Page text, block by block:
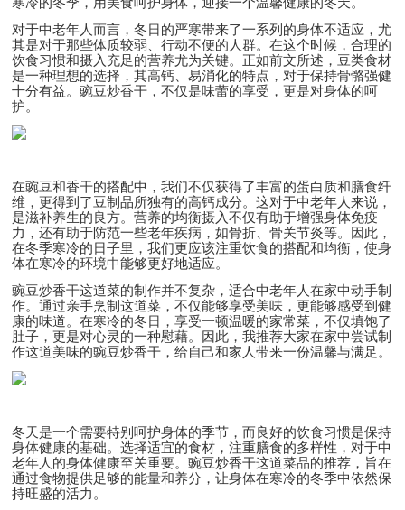
对于中老年人而言，冬日的严寒带来了一系列的身体不适应，尤
其是对于那些体质较弱、行动不便的人群。在这个时候，合理的
饮食习惯和摄入充足的营养尤为关键。正如前文所述，豆类食材
是一种理想的选择，其高钙、易消化的特点，对于保持骨骼强健
十分有益。豌豆炒香干，不仅是味蕾的享受，更是对身体的呵
护。
在豌豆和香干的搭配中，我们不仅获得了丰富的蛋白质和膳食纤
维，更得到了豆制品所独有的高钙成分。这对于中老年人来说，
是滋补养生的良方。营养的均衡摄入不仅有助于增强身体免疫
力，还有助于防范一些老年疾病，如骨折、骨关节炎等。因此，
在冬季寒冷的日子里，我们更应该注重饮食的搭配和均衡，使身
体在寒冷的环境中能够更好地适应。
豌豆炒香干这道菜的制作并不复杂，适合中老年人在家中动手制
作。通过亲手烹制这道菜，不仅能够享受美味，更能够感受到健
康的味道。在寒冷的冬日，享受一顿温暖的家常菜，不仅填饱了
肚子，更是对心灵的一种慰藉。因此，我推荐大家在家中尝试制
作这道美味的豌豆炒香干，给自己和家人带来一份温馨与满足。
冬天是一个需要特别呵护身体的季节，而良好的饮食习惯是保持
身体健康的基础。选择适宜的食材，注重膳食的多样性，对于中
老年人的身体健康至关重要。豌豆炒香干这道菜品的推荐，旨在
通过食物提供足够的能量和养分，让身体在寒冷的冬季中依然保
持旺盛的活力。